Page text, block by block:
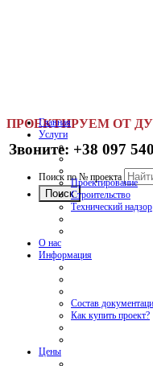
ПРОЕКТИРУЕМ ОТ
Звоните: +38 097
Поиск по № проекта
Главная
Услуги
Проектирование
Строительство
Технический надзор
О нас
Информация
Состав
Как купить проект?
Цены